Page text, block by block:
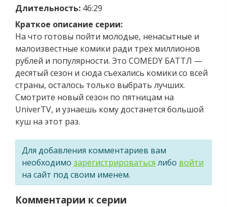
Длительность: 46:29
Краткое описание серии:
На что готовы пойти молодые, ненасытные и
малоизвестные комики ради трех миллионов
рублей и популярности. Это COMEDY БАТТЛ —
десятый сезон и сюда съехались комики со всей
страны, осталось только выбрать лучших.
Смотрите новый сезон по пятницам на
UniverTV, и узнаешь кому достанется большой
куш на этот раз.
Для добавления комментариев вам
необходимо зарегистрироваться либо войти
на сайт под своим именем.
Комментарии к серии